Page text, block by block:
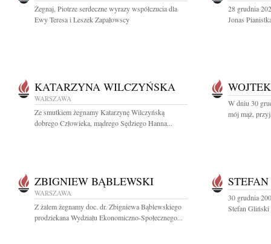
Żegnaj, Piotrze serdeczne wyrazy współczucia dla
Ewy Teresa i Leszek Zapałowscy
28 grudnia
Jonas
KATARZYNA WILCZYŃSKA
WARSZAWA
Ze smutkiem żegnamy Katarzynę Wilczyńską
dobrego Człowieka, mądrego Sędziego Hanna...
W dniu 30
mój mąż,
ZBIGNIEW BĄBLEWSKI
WARSZAWA
Z żalem żegnamy doc. dr. Zbigniewa Bąblewskiego
prodziekana Wydziału Ekonomiczno-Społecznego...
30 grudnia
Stefan Gliński